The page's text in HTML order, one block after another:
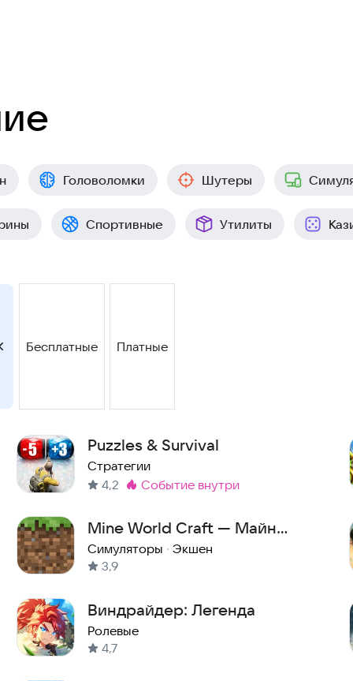
Головоломки Шутеры
Спортивные Утилиты
Бесплатные Платные
Puzzles & Survival
Стратегии
4,2
Метка:
событие внутри
Mine World Craft — Майн
Ворлд Крафт
Симуляторы · Экшен
3,9
Виндрайдер: Легенда
Ролевые
4,7